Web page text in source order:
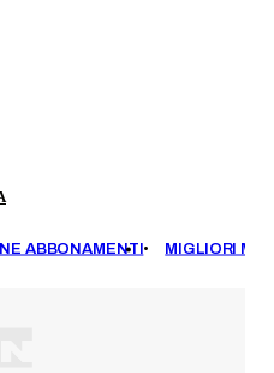
ABBONAMENTI MIGLIORI